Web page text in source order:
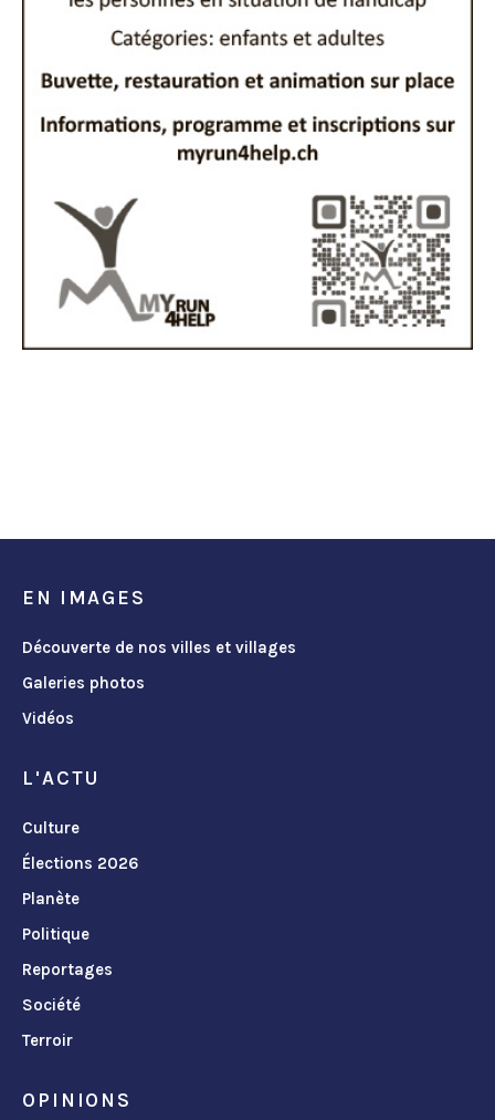
EN IMAGES
Découverte de nos villes et villages
Galeries photos
Vidéos
L'ACTU
Culture
Élections 2026
Planète
Politique
Reportages
Société
Terroir
OPINIONS